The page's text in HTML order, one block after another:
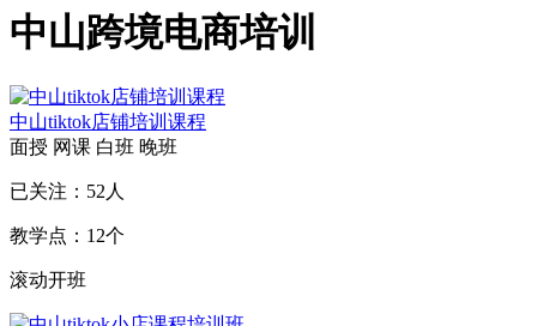
中山跨境电商培训
中山tiktok店铺培训课程
面授 网课 白班 晚班
已关注： 52 人
教学点： 12个
滚动开班